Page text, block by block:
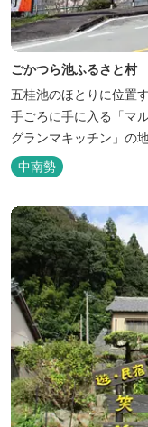
ごかつら池ふるさと村
五桂池のほとりに位置
手ごろに手に入る「マ
グランマキッチン」の
バーベキューも楽しめ
「手ぶらバーベキュー
パーク』近くにあります。 多気町観光協会のフェイスブ
気町のローカ...
中南勢